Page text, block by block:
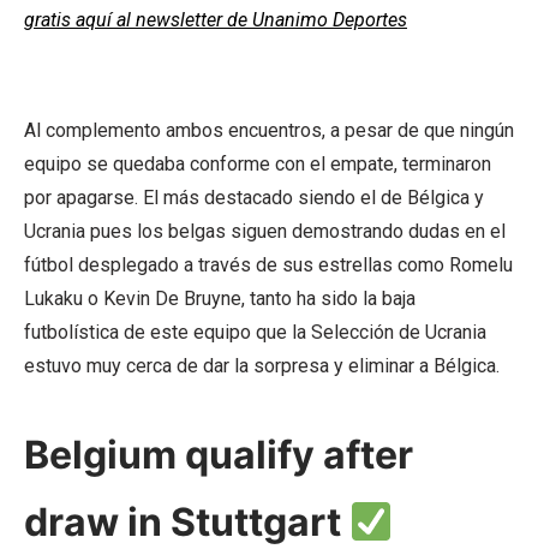
gratis aquí al newsletter de Unanimo Deportes
Al complemento ambos encuentros, a pesar de que ningún
equipo se quedaba conforme con el empate, terminaron
por apagarse. El más destacado siendo el de Bélgica y
Ucrania pues los belgas siguen demostrando dudas en el
fútbol desplegado a través de sus estrellas como Romelu
Lukaku o Kevin De Bruyne, tanto ha sido la baja
futbolística de este equipo que la Selección de Ucrania
estuvo muy cerca de dar la sorpresa y eliminar a Bélgica.
Belgium qualify after
draw in Stuttgart